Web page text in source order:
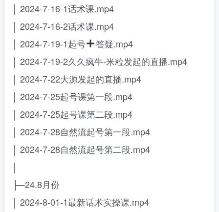
│ 2024-7-16-1话术课.mp4
│ 2024-7-16-2话术课.mp4
│ 2024-7-19-1起号
答疑.mp4
│ 2024-7-19-2久久疯牛-米粒发起的直播.mp4
│ 2024-7-22大源发起的直播.mp4
│ 2024-7-25起号课第一段.mp4
│ 2024-7-25起号课第二段.mp4
│ 2024-7-28自然流起号第一段.mp4
│ 2024-7-28自然流起号第二段.mp4
│
├─24.8月份
│ 2024-8-01-1最新话术实操课.mp4